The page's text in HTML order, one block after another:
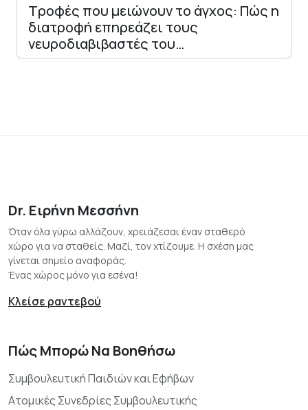
Τροφές που μειώνουν το άγχος: Πώς η
διατροφή επηρεάζει τους
νευροδιαβιβαστές του…
Dr. Ειρήνη Μεσσήνη
Όταν όλα γύρω αλλάζουν, χρειάζεσαι έναν σταθερό
χώρο για να σταθείς. Μαζί, τον χτίζουμε. Η σχέση μας
γίνεται σημείο αναφοράς.
Ένας χώρος μόνο για εσένα!
Κλείσε ραντεβού
Πώς Μπορώ Να Βοηθήσω
Συμβουλευτική Παιδιών και Εφήβων
Ατομικές Συνεδρίες Συμβουλευτικής